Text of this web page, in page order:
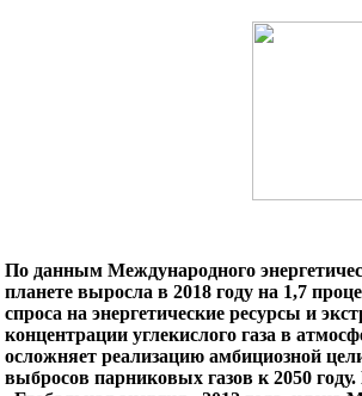
По данным Международного
планете выросла в 2018 году на 1,7
спроса на энергетические ресурсы и
концентрации углекислого газа в
осложняет реализацию амбициозной
выбросов парниковых газов к 2050